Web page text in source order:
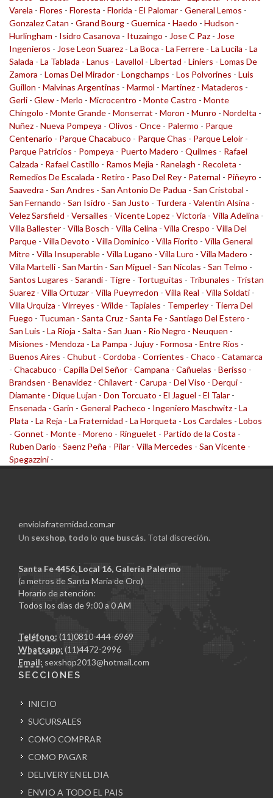
Varela - Flores - Floresta - Florida - El Palomar - General Lemos -
Gonzalez Catan - Grand Bourg - Guernica - Haedo - Hudson -
Hurlingham - Isidro Casanova - Ituzaingo - Jose C Paz - Jose
Ingenieros - Jose Leon Suarez - La Boca - La Ferrere - La Lucila - La
Salada - La Tablada - Lanus - Lavallol - Libertad - Liniers - Lomas De
Zamora - Lomas Del Mirador - Longchamps - Los Polvorines - Luis
Guillon - Malvinas Argentinas - Marmol - Martinez - Mataderos -
Gerli - Glew - Merlo - Microcentro - Monte Castro - Monte
Chingolo - Monte Grande - Monserrat - Moron - Munro - Nordelta -
Nuñez - Nueva Pompeya - Olivos - Once - Palermo - Parque
Centenario - Parque Chacabuco - Parque Chas - Parque Leloir -
Parque Patricios - Pompeya - Puerto Madero - Quilmes - Rafael
Calzada - Rafael Castillo - Ramos Mejia - Ranelagh - Recoleta -
Remedios De Escalada - Retiro - Paso Del Rey - Paternal - Piñeyro -
Saavedra - San Andres - San Antonio De Padua - San Cristobal -
San Fernando - San Isidro - San Justo - Turdera - Valentin Alsina -
Velez Sarsfield - Versailles - Vicente Lopez - Victoria - Villa Adelina -
Villa Ballester - Villa Bosch - Villa Celina - Villa Crespo - Villa Del
Parque - Villa Devoto - Villa Dominico - Villa Fiorito - Villa General
Mitre - Villa Insuperable - Villa Lugano - Villa Luro - Villa Madero -
Villa Martelli - San Martin - San Miguel - San Nicolas - San Telmo -
Santos Lugares - Sarandi - Tigre - Tortuguitas - Tribunales - Tristan
Suarez - Villa Ortuzar - Villa Pueyrredon - Villa Real - Villa Soldati -
Villa Urquiza - Virreyes - Wilde - Tapiales - Temperley - Tierra Del
Fuego - Tucuman - Santa Cruz - Santa Fe - Santiago Del Estero -
San Luis - La Rioja - Salta - San Juan - Rio Negro - Neuquen -
Misiones - Mendoza - La Pampa - Jujuy - Formosa - Entre Rios -
Buenos Aires - Chubut - Cordoba - Corrientes - Chaco - Catamarca
- Chacabuco - Capilla Del Señor - Campana - Cañuelas - Berisso -
Brandsen - Benavidez - Chilavert - Carupa - Del Viso - Derqui -
Diamante - Dique Lujan - Don Torcuato - El Jaguel - El Talar -
Ensenada - Garin - General Pacheco - Ingeniero Maschwitz - La
Plata - La Reja - La Fraternidad - La Horqueta - Los Cardales - Lobos
- Gonnet - Monte - Moreno - Ringuelet - Partido de la Costa -
Ruben Dario - Saenz Peña - Pilar - Villa Mercedes - San Vicente -
Spegazzini -
enviolafraternidad.com.ar
Un sexshop, todo lo que buscás. Total discreción.
Santa Fe 4456, Local 16, Galería Palermo
(a metros de Santa Maria de Oro)
Horario de atención:
Todos los días de 9:00 a 0 AM
Teléfono: (11)0810-444-6969
Whatsapp: (11)4472-2996
Email: sexshop2013@hotmail.com
SECCIONES
INICIO
SUCURSALES
COMO COMPRAR
COMO PAGAR
DELIVERY EN EL DIA
ENVIO A TODO EL PAIS